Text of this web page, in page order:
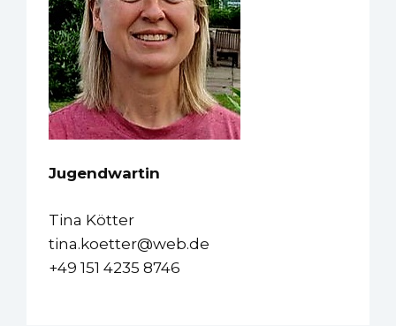
Jugendwartin
Tina Kötter
tina.koetter@web.de
+49 151 4235 8746